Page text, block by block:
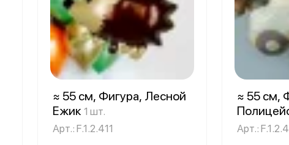
≈ 55 см, Фигура, Лесной
Ежик 1 шт.
Арт.: F.1.2.411
≈ 55 см,
Сатин 1
Арт.: